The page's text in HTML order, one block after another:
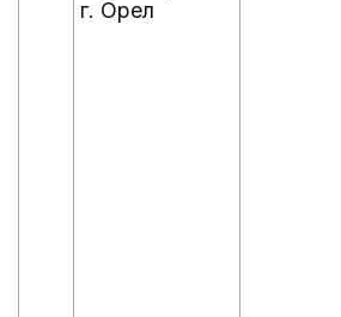
г. Орел